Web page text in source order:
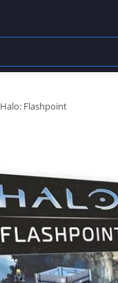
Halo: Flashpoint